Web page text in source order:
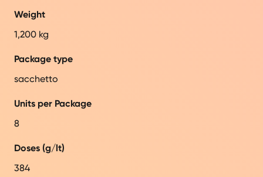
Weight
1,200 kg
Package type
sacchetto
Units per Package
8
Doses (g/lt)
384